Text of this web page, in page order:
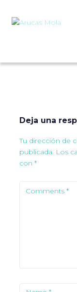
Deja una
Tu dirección de
publicada. Los
con *